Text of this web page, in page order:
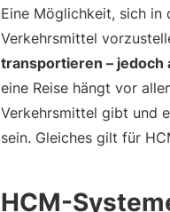
Eine Möglichkeit, sich
Verkehrsmittel
transportieren – jedoch
eine Reise hängt vor
Verkehrsmittel gibt und
sein. Gleiches gilt für
HCM-